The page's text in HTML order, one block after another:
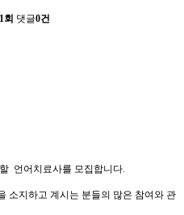
회 댓글0건
언어치료사를 모집합니다.
소지하고 계시는 분들의 많은 참여와 관